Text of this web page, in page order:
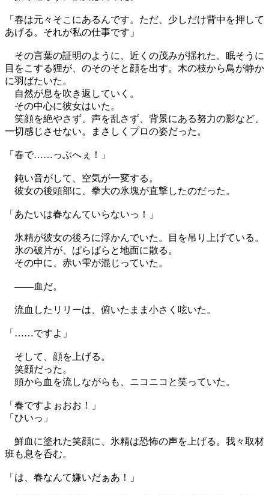
「春は元々そこにあるんです。ただ、少しだけ背中を押して
あげる。それが私の仕事です」
その言葉の証明のように、近くの茂みが揺れた。眠そうに
目をこする狸が、のそのそと顔を出す。木の枝から鳥が静か
に羽ばたいた。
自然が息を吹き返していく。
その中心に彼女はいた。
笑顔を絶やさず、声を乱さず、背景にある努力の影など、
一切感じさせない。まさしくプロの姿だった。
「春で……っぶへぇ！」
鈍い音がして、空気が一変する。
彼女の後頭部に、拳大の氷塊が直撃したのだった。
「あたいは春なんていらないっ！」
氷精が彼女の後ろに浮かんでいた。目を吊り上げている。
氷の破片が、ぱらぱらと地面に散る。
その中に、赤い雫が混じっていた。
——血だ。
流血したリリーは、俯いたまま小さく呟いた。
「……ですよ」
そして、顔を上げる。
笑顔だった。
頭から血を流しながらも、ニコニコと笑っていた。
「春ですよぉおお！」
「ひいっ」
鮮血に塗れた笑顔に、氷精は恐怖の声を上げる。我々取材
班も息を呑む。
「は、春なんて嫌いだぁあ！」